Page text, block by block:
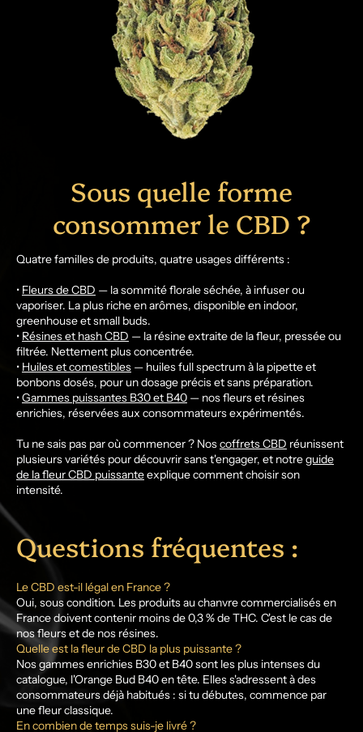
Sous quelle forme
consommer le CBD ?
Quatre familles de produits, quatre usages différents :
• Fleurs de CBD — la sommité florale séchée, à infuser ou
vaporiser. La plus riche en arômes, disponible en indoor,
greenhouse et small buds.
• Résines et hash CBD — la résine extraite de la fleur, pressée ou
filtrée. Nettement plus concentrée.
• Huiles et comestibles — huiles full spectrum à la pipette et
bonbons dosés, pour un dosage précis et sans préparation.
•Gammes puissantes B30 et B40 — nos fleurs et résines
enrichies, réservées aux consommateurs expérimentés.
Tu ne sais pas par où commencer ? Noscoffrets CBD réunissent
plusieurs variétés pour découvrir sans t'engager, et notreguide
de la fleur CBD puissanteexplique comment choisir son
intensité.
Questions fréquentes :
Le CBD est-il légal en France ?
Oui, sous condition. Les produits au chanvre commercialisés en
France doivent contenir moins de 0,3 % de THC. C'est le cas de
nos fleurs et de nos résines.
Quelle est la fleur de CBD la plus puissante ?
Nos gammes enrichies B30 et B40 sont les plus intenses du
catalogue, l'Orange Bud B40 en tête. Elles s'adressent à des
consommateurs déjà habitués : si tu débutes, commence par
une fleur classique.
En combien de temps suis-je livré ?